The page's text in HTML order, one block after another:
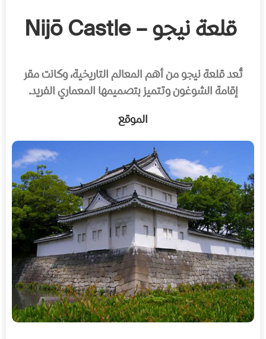
قلعة نيجو – Nijō Castle
تُعد قلعة نيجو من أهم المعالم التاريخية، وكانت مقر
إقامة الشوغون وتتميز بتصميمها المعماري الفريد.
الموقع